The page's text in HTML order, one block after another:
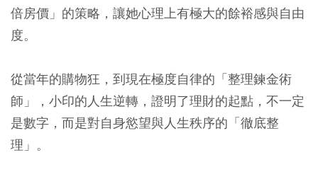
倍房價」的策略，讓她心理上有極大的餘裕感與自由
度。
從當年的購物狂，到現在極度自律的「整理鍊金術
師」，小印的人生逆轉，證明了理財的起點，不一定
是數字，而是對自身慾望與人生秩序的「徹底整
理」。